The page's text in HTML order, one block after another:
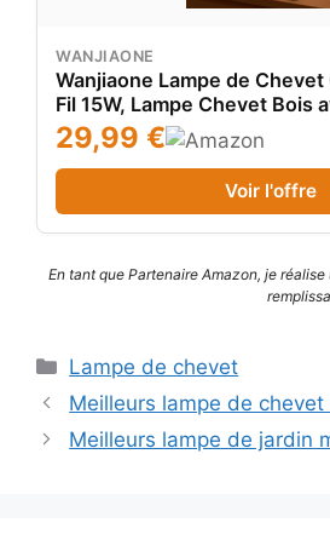
WANJIAONE
Wanjiaone Lampe de
Fil 15W, Lampe Chevet Bois
Port USB, Lampe de Table
avec 3 Modes de Couleur
Chambre Bureau, Bois&Blanc
29,99 €
Voir l'offre
En tant que Partenaire Amazon, je
Catégories
Lampe de chevet
Meilleurs lampe de
Meilleurs lampe de jardin